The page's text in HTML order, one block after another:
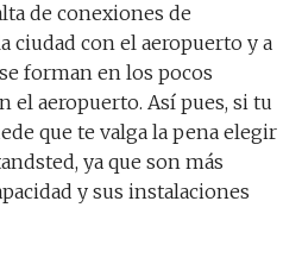
de conexiones de
ciudad con el aeropuerto y a
forman en los pocos
el aeropuerto. Así pues, si tu
que te valga la pena elegir
ya que son más
y sus instalaciones